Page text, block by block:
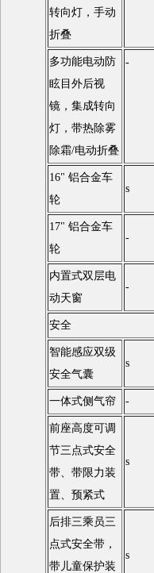
转向灯，手动
折叠
多功能电动防
眩目外后视
镜，集成转向
灯，带热除雾
除霜/电动折叠
-
16" 铝合金车
轮
s
17" 铝合金车
轮
-
内置式双层电
动天窗
-
安全
智能感应双级
安全气囊
s
一体式侧气帘 -
前座高度可调
节三点式安全
带、带限力装
置、预紧式
s
后排三乘员三
点式安全带，
带儿童保护装
s